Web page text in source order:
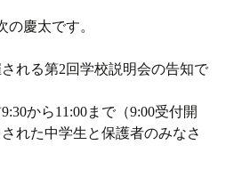
の慶太です。
れる第2回学校説明会の告知で
から11:00まで（9:00受付開
れた中学生と保護者のみなさ